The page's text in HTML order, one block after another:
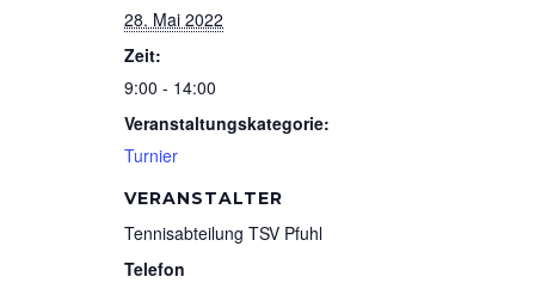
28. Mai 2022
Zeit:
9:00 - 14:00
Veranstaltungskategorie:
Turnier
VERANSTALTER
Tennisabteilung TSV Pfuhl
Telefon